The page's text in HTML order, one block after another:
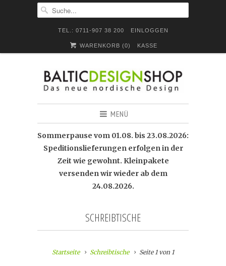
TEL.: 0711-907 38 200 EINLOGGEN
WARENKORB (0) KASSE
MENÜ
Sommerpause vom 01.08. bis 23.08.2026:
Speditionslieferungen erfolgen in der
Zeit wie gewohnt. Kleinpakete
versenden wir wieder ab dem
24.08.2026.
SCHREIBTISCHE
Startseite Schreibtische Seite 1 von 1